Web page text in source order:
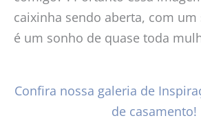
caixinha sendo aberta, com
é um sonho de quase toda
Confira nossa galeria de
de casamento!